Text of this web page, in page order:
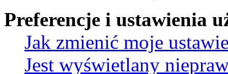
Preferencje i ustawienia
Jak zmienić moje
Jest wyświetlany